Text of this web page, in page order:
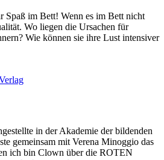
Spaß im Bett! Wenn es im Bett nicht
Wo liegen die Ursachen für
Wie können sie ihre Lust intensiver
in der Akademie der bildenden
gemeinsam mit Verena Minoggio das
ich bin Clown über die ROTEN